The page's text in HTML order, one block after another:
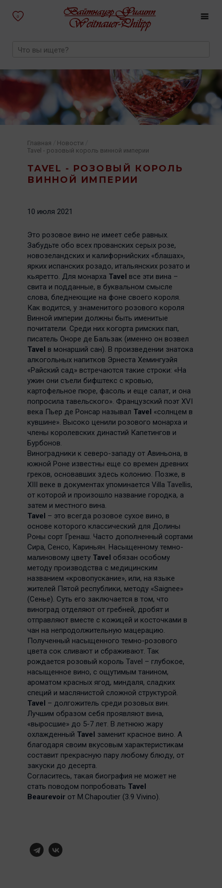
0
TAVEL - РОЗОВЫЙ КОРОЛЬ
ВИННОЙ ИМПЕРИИ
Главная Новости
Tavel - розовый король винной империи
10 июля 2021
Это розовое вино не имеет себе равных.
Забудьте обо всех прованских серых розе,
новозеландских и калифорнийских «блашах»,
ярких испанских розадо, итальянских розато и
кьяретто. Для монарха Tavel все эти вина –
свита и подданные, в буквальном смысле
слова, бледнеющие на фоне своего короля.
Как водится, у знаменитого розового короля
Винной империи должны быть именитые
почитатели. Среди них когорта римских пап,
писатель Оноре де Бальзак (именно он возвел
Tavel в монарший сан). В произведении знатока
алкогольных напитков Эрнеста Хемингуэйя
«Райский сад» встречаются такие строки: «На
ужин они съели бифштекс с кровью,
картофельное пюре, фасоль и еще салат, и она
попросила тавельского». Французский поэт XVI
века Пьер де Ронсар называл Tavel «солнцем в
кувшине». Высоко ценили розового монарха и
члены королевских династий Капетингов и
Бурбонов.
Виноградники к северо-западу от Авиньона, в
южной Роне известны еще со времен древних
греков, основавших здесь колонию. Позже, в
XIII веке в документах упоминается Villa Tavellis,
от которой и произошло название городка, а
затем и местного вина.
Tavel – это всегда розовое сухое вино, в
основе которого классический для Долины
Роны сорт Гренаш. Часто дополненный сортами
Сира, Сенсо, Кариньян. Насыщенному темно-
малиновому цвету Tavel обязан особому
методу производства с медицинским
названием «кровопускание», или, на языке
жителей Пятой республики, методу «Saignee»
(Сенье). Суть его заключается в том, что
виноград отделяют от гребней, дробят и
отправляют вместе с кожицей и косточками в
чан на непродолжительную мацерацию.
Полученный насыщенного темно-розового
цвета сок сливают и сбраживают. Так
рождается розовый король Tavel – глубокое,
насыщенное вино, с ощутимым танином,
ароматом красных ягод, миндаля, сладких
специй и маслянистой сложной структурой.
Tavel – долгожитель среди розовых вин.
Лучшим образом себя проявляют вина,
«выросшие» до 5-7 лет. В летнюю жару
охлажденный Tavel заменит красное вино. А
благодаря своим вкусовым характеристикам
составит прекрасную пару любому блюду, от
закуски до десерта.
Согласитесь, такая биография не может не
стать поводом попробовать Tavel
Beaurevoir от M.Chapoutier (3.9 Vivino).